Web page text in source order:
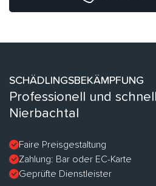
SCHÄDLINGSBEKÄMPFUNG
Professionell und
Nierbachtal
Faire Preisgestaltung
Zahlung: Bar oder EC-Karte
Geprüfte Dienstleister